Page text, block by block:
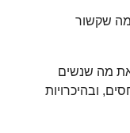
מה שקשור
את מה שנשים
ובהיכרויות